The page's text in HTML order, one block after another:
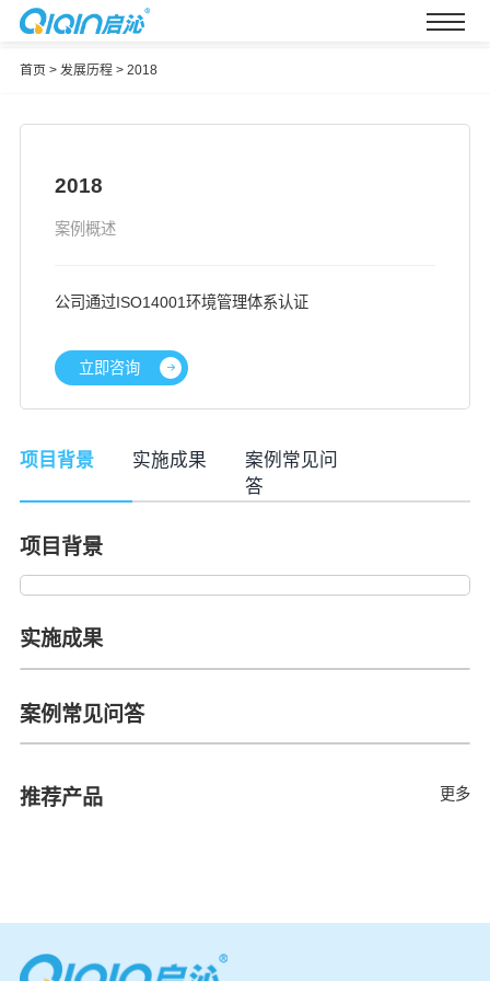
首页 > 发展历程> 2018
2018
案例概述
公司通过ISO14001环境管理体系认证
立即咨询
项目背景 实施成果
案例常见问
答
项目背景
实施成果
案例常见问答
推荐产品 更多